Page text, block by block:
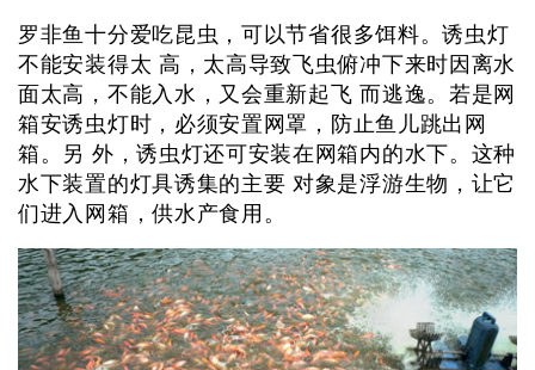
罗非鱼十分爱吃昆虫，可以节省很多饵料。诱虫灯
不能安装得太 高，太高导致飞虫俯冲下来时因离水
面太高，不能入水，又会重新起飞 而逃逸。若是网
箱安诱虫灯时，必须安置网罩，防止鱼儿跳出网
箱。另 外，诱虫灯还可安装在网箱内的水下。这种
水下装置的灯具诱集的主要 对象是浮游生物，让它
们进入网箱，供水产食用。